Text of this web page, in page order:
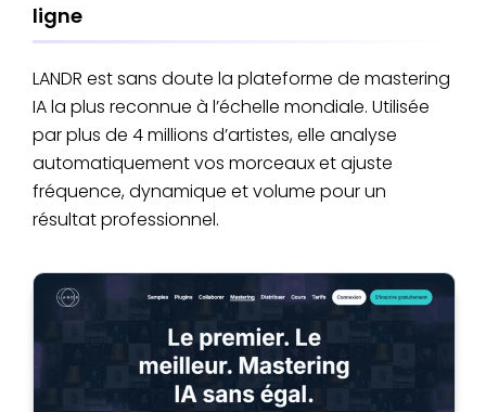
ligne
LANDR est sans doute la plateforme de mastering
IA la plus reconnue à l’échelle mondiale. Utilisée
par plus de 4 millions d’artistes, elle analyse
automatiquement vos morceaux et ajuste
fréquence, dynamique et volume pour un
résultat professionnel.